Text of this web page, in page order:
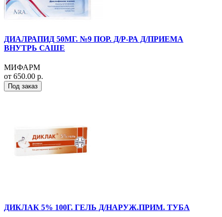
ДИАЛРАПИД 50МГ. №9 ПОР. Д/Р-РА Д/ПРИЕМА
ВНУТРЬ САШЕ
МИФАРМ
от 650.00 р.
Под заказ
ДИКЛАК 5% 100Г. ГЕЛЬ Д/НАРУЖ.ПРИМ. ТУБА